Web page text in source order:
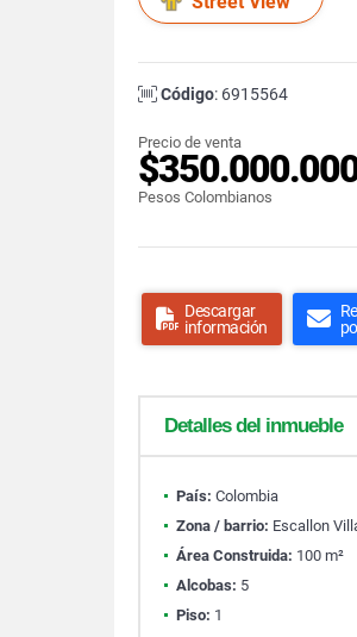
Código: 6915564
Precio de venta
Pesos Colombianos
Descargar
información
Detalles del inmueble
País: Colombia
Zona / barrio: Escallon
Área Construida: 100 m²
Alcobas: 5
Piso: 1